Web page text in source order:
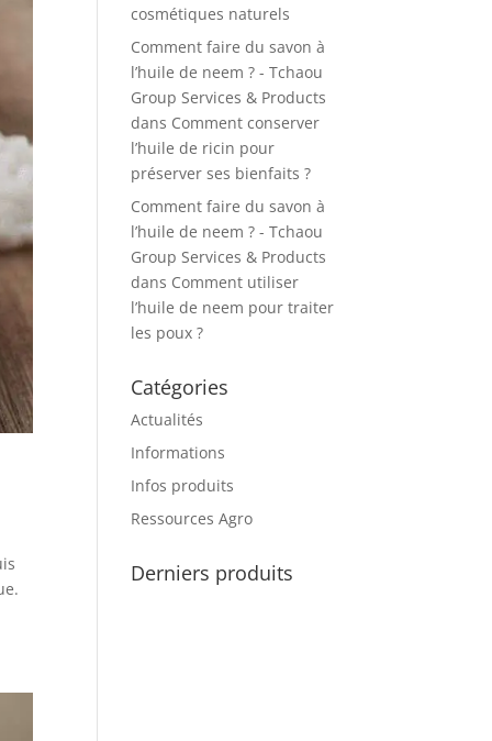
cosmétiques naturels
Comment faire du savon à
l’huile de neem ? - Tchaou
Group Services & Products
dans Comment conserver
l’huile de ricin pour
préserver ses bienfaits ?
Comment faire du savon à
l’huile de neem ? - Tchaou
Group Services & Products
dans Comment utiliser
l’huile de neem pour traiter
les poux ?
Catégories
Actualités
Informations
Infos produits
Ressources Agro
Derniers produits